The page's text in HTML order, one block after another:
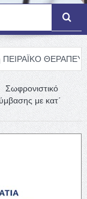
ΘΕΡΑΠΕΥΤΗΡΙΟ Α.
Σωφρονιστικό
με κατ΄